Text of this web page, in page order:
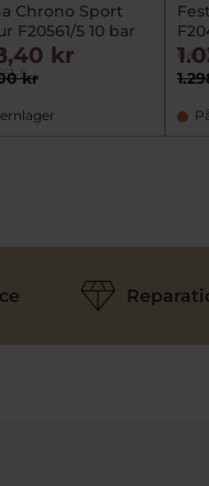
Chrono Sport
F20561/5 10 bar
5kr
kr